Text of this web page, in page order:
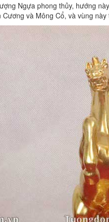
Ngựa phong thủy, hướng
và Mông Cổ, và vùng